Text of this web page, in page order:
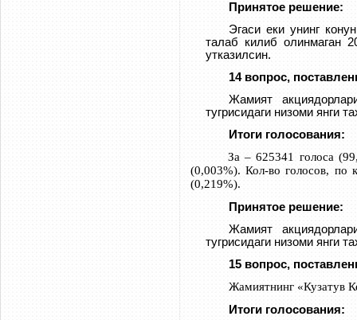
Принятое решение:
Эгаси еки унинг
талаб килиб олинмаган
утказилсин.
14 вопрос,
Жамият
тугрисидаги низоми янги
Итоги голосования:
За – 625341 голоса
(0,003%). Кол-во голосов, по
(0,219%).
Принятое решение:
Жамият
тугрисидаги низоми янги
15 вопрос,
Жамиятнинг «Кузатув
Итоги голосования: